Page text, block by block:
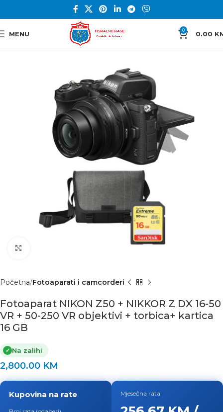
MENU 0 0.00
Početna Fotoaparati i camcorderi
Fotoaparat NIKON Z50 + NIKKOR Z DX 16-50
VR + 50-250 VR objektivi + torbica+ kartica
16 GB
✓ Na zalihi
2,800.00 KM
Kupovina na rate Mjesečna rata